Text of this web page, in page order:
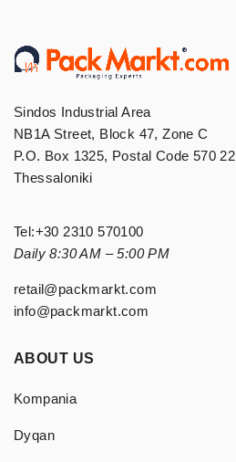
Sindos Industrial Area
NB1A Street, Block 47, Zone C
P.O. Box 1325, Postal Code 570 22
Thessaloniki
Tel:+30 2310 570100
Daily 8:30 AM – 5:00 PM
retail@packmarkt.com
info@packmarkt.com
ABOUT US
Kompania
Dyqan